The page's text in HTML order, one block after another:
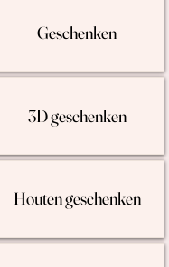
Geschenken
3D geschenken
Houten geschenken